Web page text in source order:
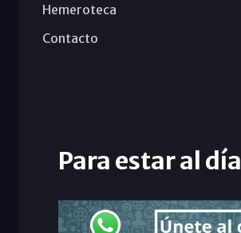
Hemeroteca
Contacto
Para estar al día